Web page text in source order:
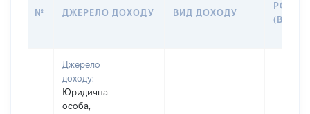
№ ДЖЕРЕЛО ДОХОДУ ВИД ДОХОДУ
Джерело
доходу:
Юридична
особа,